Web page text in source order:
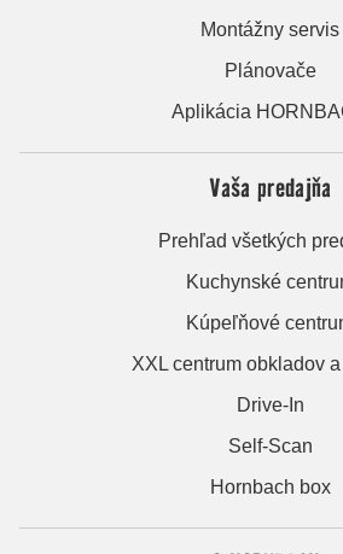
Montážny servis
Plánovače
Aplikácia
Vaša predajňa
Prehľad všetkých
Kuchynské
Kúpeľňové
XXL centrum obkladov
Drive-In
Self-Scan
Hornbach box